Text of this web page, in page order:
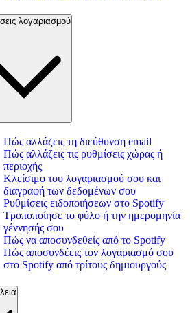
λογαριασμού
Πώς αλλάζεις τη διεύθυνση email
Πώς αλλάζεις τις ρυθμίσεις χώρας ή
περιοχής
Κλείσιμο του λογαριασμού σου και
διαγραφή των δεδομένων σου
Ρυθμίσεις ειδοποιήσεων στο Spotify
Τροποποίησε το φύλο ή την ημερομηνία
γέννησής σου
Πώς να αποσυνδεθείς από το Spotify
Πώς αποσυνδέεις τον λογαριασμό σου
στο Spotify από τρίτους δημιουργούς